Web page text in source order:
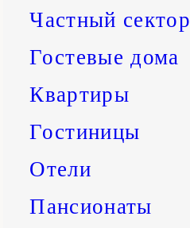
Частный сектор
Гостевые дома
Квартиры
Гостиницы
Отели
Пансионаты